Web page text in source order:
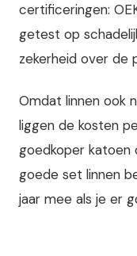
certificeringen:
getest op
zekerheid over de
Omdat linnen ook
liggen de kosten
goedkoper katoen
goede set linnen
jaar mee als je er